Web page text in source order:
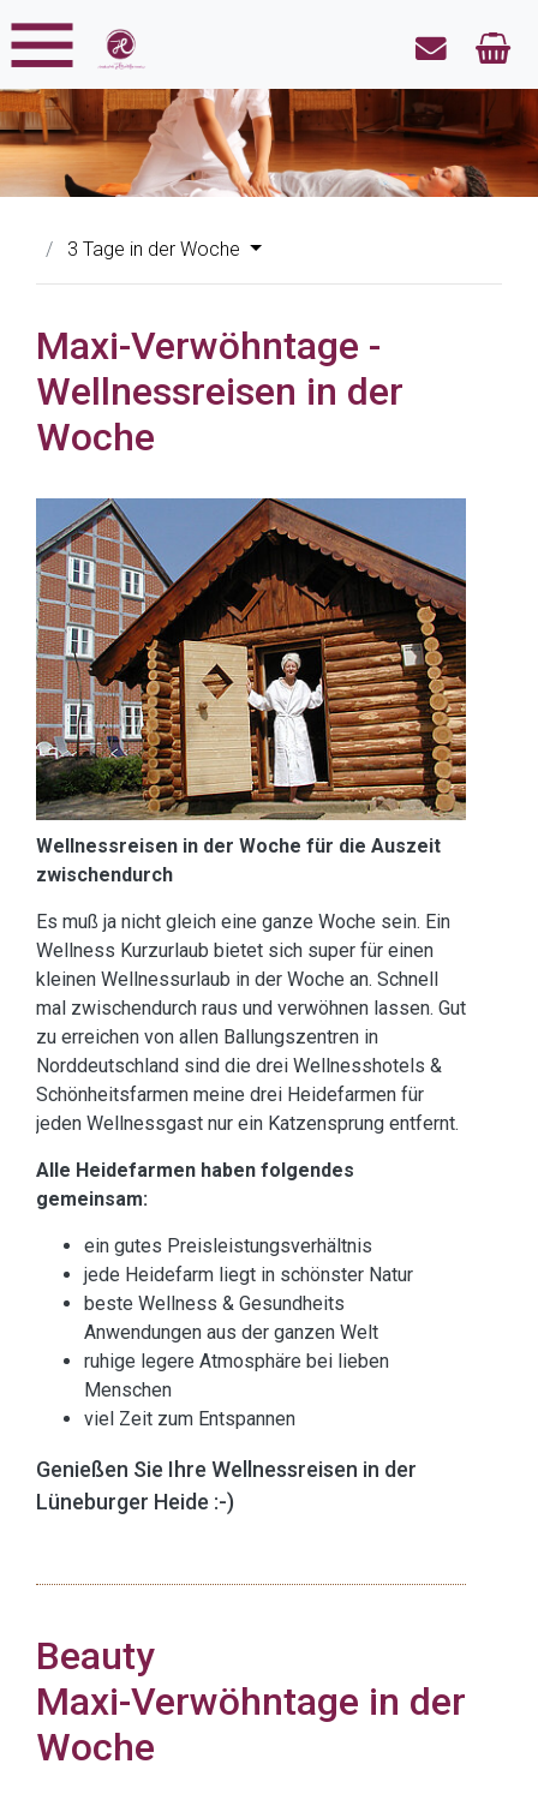
3 Tage in der Woche
Maxi-Verwöhntage -
Wellnessreisen in der
Woche
Wellnessreisen in der Woche für die Auszeit
zwischendurch
Es muß ja nicht gleich eine ganze Woche sein. Ein
Wellness Kurzurlaub bietet sich super für einen
kleinen Wellnessurlaub in der Woche an. Schnell
mal zwischendurch raus und verwöhnen lassen. Gut
zu erreichen von allen Ballungszentren in
Norddeutschland sind die drei Wellnesshotels &
Schönheitsfarmen meine drei Heidefarmen für
jeden Wellnessgast nur ein Katzensprung entfernt.
Alle Heidefarmen haben folgendes
gemeinsam:
ein gutes Preisleistungsverhältnis
jede Heidefarm liegt in schönster Natur
beste Wellness & Gesundheits
Anwendungen aus der ganzen Welt
ruhige legere Atmosphäre bei lieben
Menschen
viel Zeit zum Entspannen
Genießen Sie Ihre Wellnessreisen in der
Lüneburger Heide :-)
Beauty
Maxi-Verwöhntage in der
Woche